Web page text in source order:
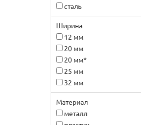
сталь
Ширина
12 мм
20 мм
20 мм*
25 мм
32 мм
Материал
металл